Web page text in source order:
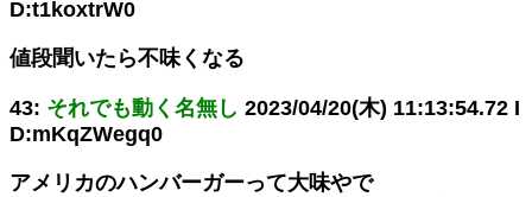
D:t1koxtrW0
値段聞いたら不味くなる
43: それでも動く名無し 2023/04/20(木) 11:13:54.72 I
D:mKqZWegq0
アメリカのハンバーガーって大味やで